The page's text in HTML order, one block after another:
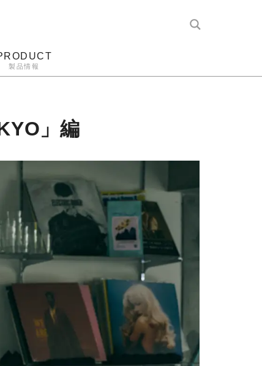
製品情報
」編